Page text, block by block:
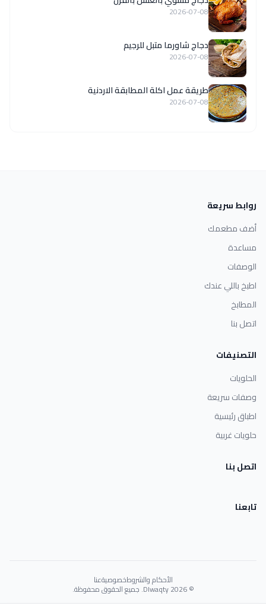
2026-07-08
دجاج شاورما متبل للرجيم
2026-07-08
طريقة عمل اكلة المطابقة الاردنية
2026-07-08
روابط سريعة
أضف مطعمك
مساعدة
الوصفات
اطبخ باللي عندك
المطابخ
اتصل بنا
التصنيفات
الحلويات
وصفات سريعة
اطباق رئيسية
حلويات غربية
اتصل بنا
تابعنا
الأحكام والشروطخصوصيةعنا
© 2026 Dlwaqty. جميع الحقوق محفوظة.